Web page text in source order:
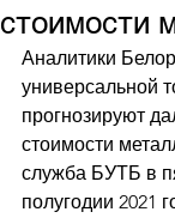
стоимости
Аналитики
универсальной
прогнозируют
стоимости
служба БУТБ в
полугодии 2021